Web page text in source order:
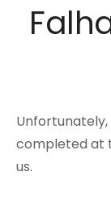
completed at
us.